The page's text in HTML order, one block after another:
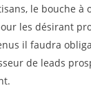
le bouche à
les désirant
il faudra
de leads